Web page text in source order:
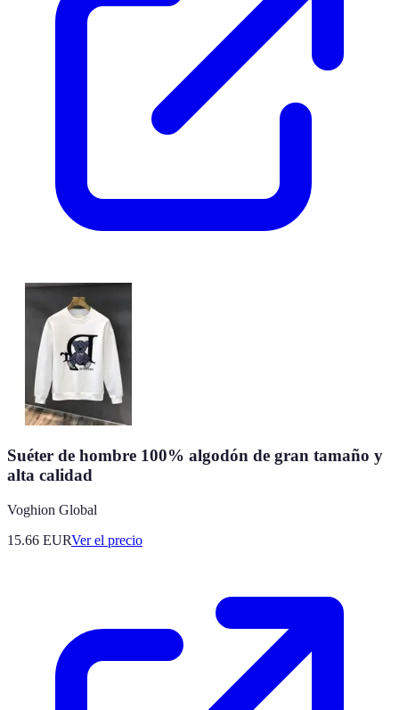
Suéter de hombre 100% algodón de gran tamaño y
alta calidad
Voghion Global
15.66 EURVer el precio